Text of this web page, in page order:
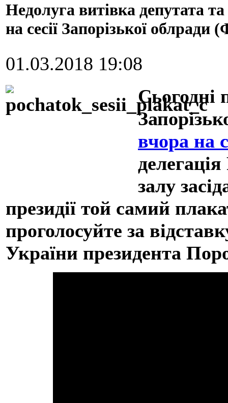
Недолуга витівка депутата
на сесії Запорізької облради
01.03.2018 19:08
Сьогодні
вчора на
залу
президії той самий
проголосуйте за
України президента